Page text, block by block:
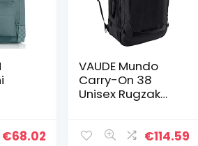
€68.02
VAUDE Mundo
Carry-On 38
Unisex Rugzak
€114.59